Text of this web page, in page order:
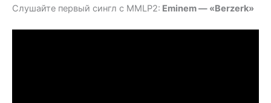
Слушайте первый сингл с MMLP2: Eminem — «Berzerk»